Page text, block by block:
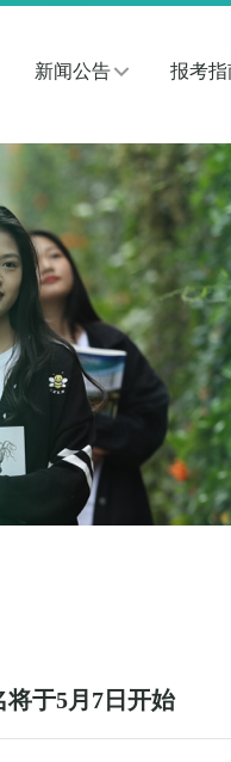
新闻公告 报考指
于5月7日开始